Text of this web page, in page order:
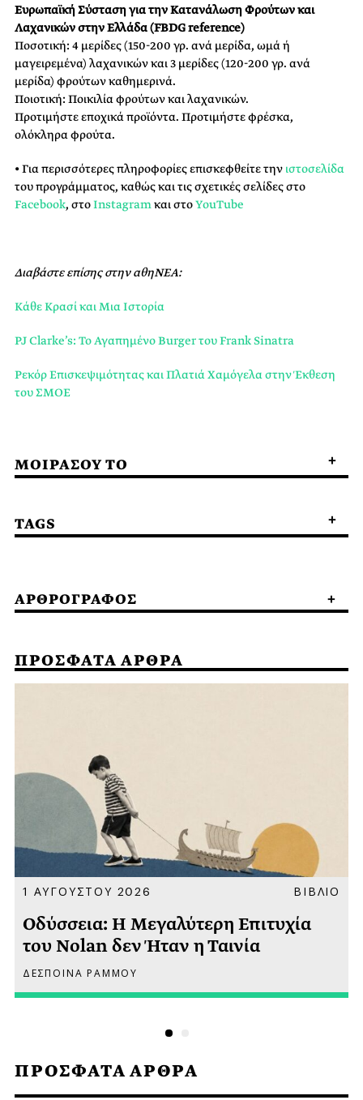
ΠΡΟΣΦΑΤΑ ΑΡΘΡΑ
Ευρωπαϊκή Σύσταση για την Κατανάλωση Φρούτων και
Λαχανικών στην Ελλάδα (FBDG reference)
Ποσοτική: 4 μερίδες (150-200 γρ. ανά μερίδα, ωμά ή
μαγειρεμένα) λαχανικών και 3 μερίδες (120-200 γρ. ανά
μερίδα) φρούτων καθημερινά.
Ποιοτική: Ποικιλία φρούτων και λαχανικών.
Προτιμήστε εποχικά προϊόντα. Προτιμήστε φρέσκα,
ολόκληρα φρούτα.
• Για περισσότερες πληροφορίες επισκεφθείτε την ιστοσελίδα
του προγράμματος, καθώς και τις σχετικές σελίδες στο
Facebook, στοInstagramκαι στοYouTube
Διαβάστε επίσης στην αθηΝΕΑ:
Κάθε Κρασί και Μια Ιστορία
PJ Clarke’s: To Αγαπημένο Burger του Frank Sinatra
Ρεκόρ Επισκεψιμότητας και Πλατιά Χαμόγελα στην Έκθεση
του ΣΜΟΕ
ΜΟΙΡΑΣΟΥ ΤΟ
TAGS
ΑΡΘΡΟΓΡΑΦΟΣ
ΠΡΟΣΦΑΤΑ ΑΡΘΡΑ
1 ΑΥΓΟΥΣΤΟΥ 2026 ΒΙΒΛΙΟ
Οδύσσεια: Η Μεγαλύτερη Επιτυχία
του Nolan δεν Ήταν η Ταινία
ΔΕΣΠΟΙΝΑ ΡΑΜΜΟΥ